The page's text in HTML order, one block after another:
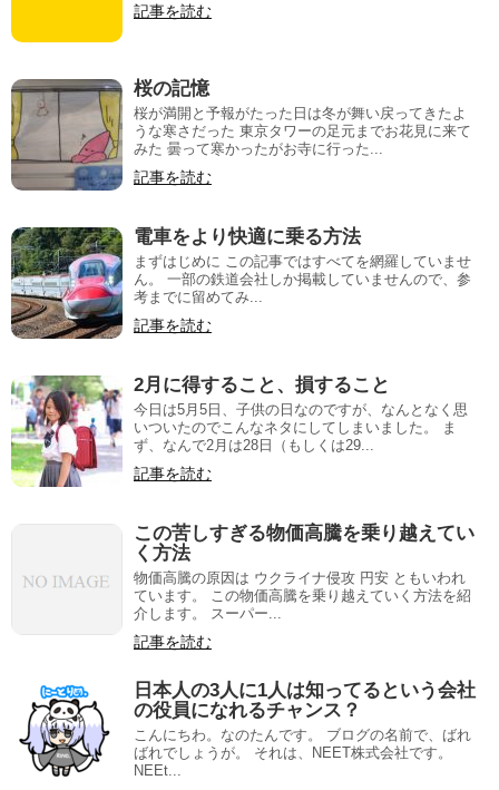
記事を読む
桜の記憶
桜が満開と予報がたった日は冬が舞い戻ってきたよ
うな寒さだった 東京タワーの足元までお花見に来て
みた 曇って寒かったがお寺に行った...
記事を読む
電車をより快適に乗る方法
まずはじめに この記事ではすべてを網羅していませ
ん。 一部の鉄道会社しか掲載していませんので、参
考までに留めてみ...
記事を読む
2月に得すること、損すること
今日は5月5日、子供の日なのですが、なんとなく思
いついたのでこんなネタにしてしまいました。 ま
ず、なんで2月は28日（もしくは29...
記事を読む
この苦しすぎる物価高騰を乗り越えてい
く方法
物価高騰の原因は ウクライナ侵攻 円安 ともいわれ
ています。 この物価高騰を乗り越えていく方法を紹
介します。 スーパー...
記事を読む
日本人の3人に1人は知ってるという会社
の役員になれるチャンス？
こんにちわ。なのたんです。 ブログの名前で、ばれ
ばれでしょうが。 それは、NEET株式会社です。
NEEt...